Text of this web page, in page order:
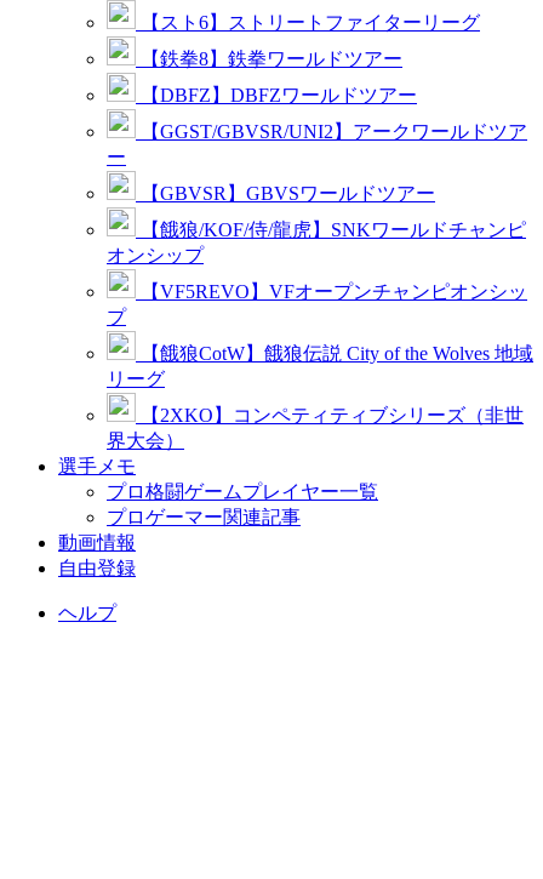
【スト6】ストリートファイターリーグ
【鉄拳8】鉄拳ワールドツアー
【DBFZ】DBFZワールドツアー
【GGST/GBVSR/UNI2】アークワールドツア
ー
【GBVSR】GBVSワールドツアー
【餓狼/KOF/侍/龍虎】SNKワールドチャンピ
オンシップ
【VF5REVO】VFオープンチャンピオンシッ
プ
【餓狼CotW】餓狼伝説 City of the Wolves 地域
リーグ
【2XKO】コンペティティブシリーズ（非世
界大会）
選手メモ
プロ格闘ゲームプレイヤー一覧
プロゲーマー関連記事
動画情報
自由登録
ヘルプ